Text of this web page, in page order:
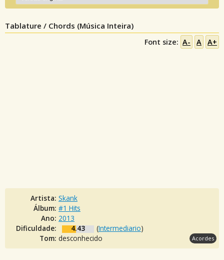
Tablature / Chords (Música Inteira)
Font size: A- A A+
Artista: Skank
Álbum: #1 Hits
Ano: 2013
Dificuldade:
4.43 (Intermediario)
Tom: desconhecido Acordes